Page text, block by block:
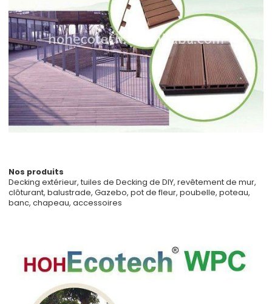
Nos produits
Decking extérieur, tuiles de Decking de DIY, revêtement de mur,
clôturant, balustrade, Gazebo, pot de fleur, poubelle, poteau,
banc, chapeau, accessoires